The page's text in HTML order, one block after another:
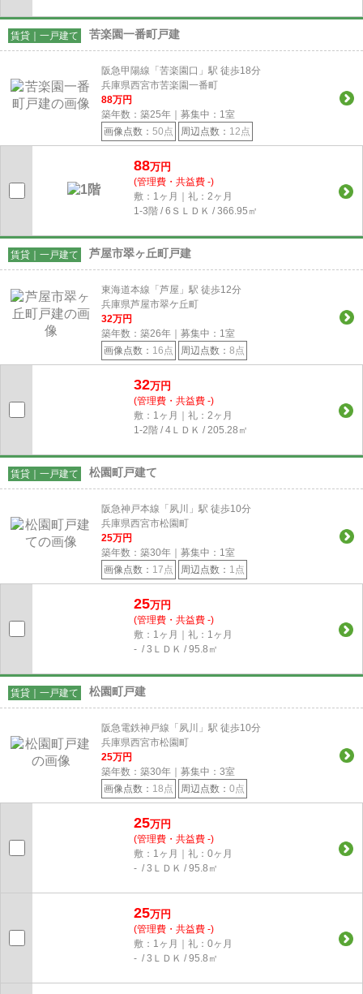
賃貸｜一戸建て 苦楽園一番町戸建
阪急甲陽線「苦楽園口」駅 徒歩18分
兵庫県西宮市苦楽園一番町
88万円
築年数：築25年｜募集中： 1室
画像点数： 50点 周辺点数： 12点
88万円
(管理費・共益費 -)
敷：1ヶ月｜礼：2ヶ月
1-3階 / 6ＳＬＤＫ / 366.95㎡
賃貸｜一戸建て 芦屋市翠ヶ丘町戸建
東海道本線「芦屋」駅 徒歩12分
兵庫県芦屋市翠ケ丘町
32万円
築年数：築26年｜募集中： 1室
画像点数： 16点 周辺点数： 8点
32万円
(管理費・共益費 -)
敷：1ヶ月｜礼：2ヶ月
1-2階 / 4ＬＤＫ / 205.28㎡
賃貸｜一戸建て 松園町戸建て
阪急神戸本線「夙川」駅 徒歩10分
兵庫県西宮市松園町
25万円
築年数：築30年｜募集中： 1室
画像点数： 17点 周辺点数： 1点
25万円
(管理費・共益費 -)
敷：1ヶ月｜礼：1ヶ月
- / 3ＬＤＫ / 95.8㎡
賃貸｜一戸建て 松園町戸建
阪急電鉄神戸線「夙川」駅 徒歩10分
兵庫県西宮市松園町
25万円
築年数：築30年｜募集中： 3室
画像点数： 18点 周辺点数： 0点
25万円
(管理費・共益費 -)
敷：1ヶ月｜礼：0ヶ月
- / 3ＬＤＫ / 95.8㎡
25万円
(管理費・共益費 -)
敷：1ヶ月｜礼：0ヶ月
- / 3ＬＤＫ / 95.8㎡